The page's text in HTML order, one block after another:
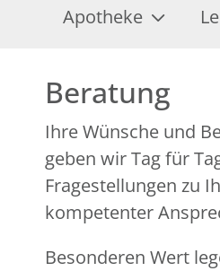
Apotheke
Beratung
Ihre Wünsche und
geben wir Tag für
Fragestellungen zu
kompetenter
Besonderen Wert